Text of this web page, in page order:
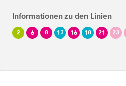
Informationen zu den Linien
2 6 8 13 16 18 21 23